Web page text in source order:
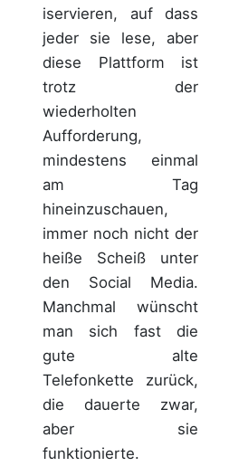
iservieren, auf dass
jeder sie lese, aber
diese Plattform ist
trotz der
wiederholten
Aufforderung,
mindestens einmal
am Tag
hineinzuschauen,
immer noch nicht der
heiße Scheiß unter
den Social Media.
Manchmal wünscht
man sich fast die
gute alte
Telefonkette zurück,
die dauerte zwar,
aber sie
funktionierte.